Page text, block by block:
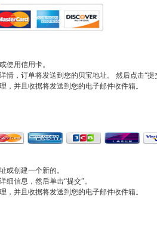
使用信用卡。
情，订单将发送到您的贝宝地址。 然后点击“提
，并且收据将发送到您的电子邮件收件箱。
或创建一个新的。
细信息，然后单击“提交”。
，并且收据将发送到您的电子邮件收件箱。